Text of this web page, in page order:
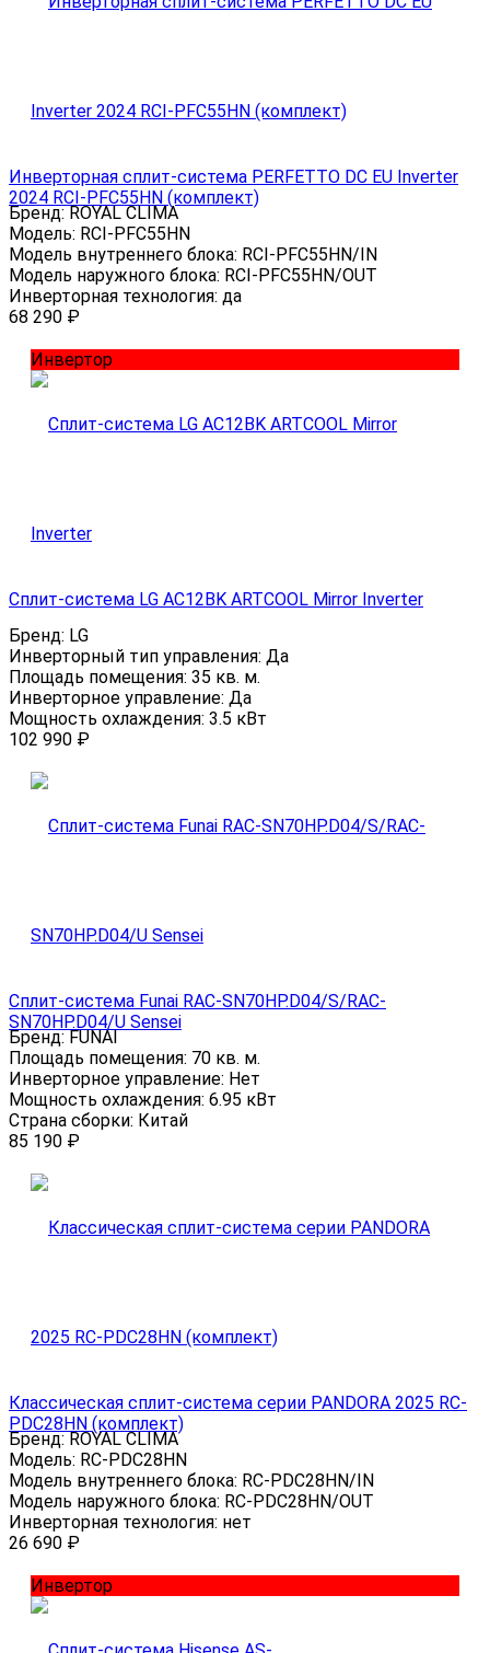
Инверторная сплит-система PERFETTO DC EU Inverter
2024 RCI-PFC55HN (комплект)
Бренд: ROYAL CLIMA
Модель: RCI-PFC55HN
Модель внутреннего блока: RCI-PFC55HN/IN
Модель наружного блока: RCI-PFC55HN/OUT
Инверторная технология: да
68 290 ₽
Инвертор
Сплит-система LG AC12BK ARTCOOL Mirror Inverter
Бренд: LG
Инверторный тип управления: Да
Площадь помещения: 35 кв. м.
Инверторное управление: Да
Мощность охлаждения: 3.5 кВт
102 990 ₽
Сплит-система Funai RAC-SN70HP.D04/S/RAC-
SN70HP.D04/U Sensei
Бренд: FUNAI
Площадь помещения: 70 кв. м.
Инверторное управление: Нет
Мощность охлаждения: 6.95 кВт
Страна сборки: Китай
85 190 ₽
Классическая сплит-система серии PANDORA 2025 RC-
PDC28HN (комплект)
Бренд: ROYAL CLIMA
Модель: RC-PDC28HN
Модель внутреннего блока: RC-PDC28HN/IN
Модель наружного блока: RC-PDC28HN/OUT
Инверторная технология: нет
26 690 ₽
Инвертор